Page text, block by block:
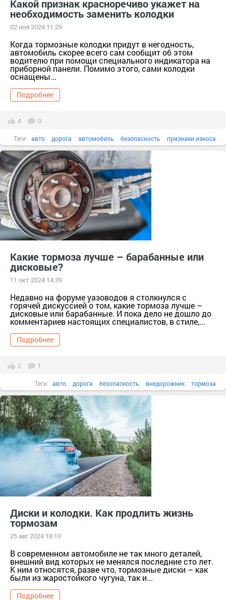
Какой признак красноречиво укажет на
необходимость заменить колодки
02 ноя 2024 11:29
Когда тормозные колодки придут в негодность,
автомобиль скорее всего сам сообщит об этом
водителю при помощи специального индикатора на
приборной панели. Помимо этого, сами колодки
оснащены...
Подробнее
4 0
Теги: авто дорога автомобиль безопасность признаки износа
тормозные колодки советы водителям
Какие тормоза лучше – барабанные или
дисковые?
11 окт 2024 14:39
Недавно на форуме уазоводов я столкнулся с
горячей дискуссией о том, какие тормоза лучше –
дисковые или барабанные. И пока дело не дошло до
комментариев настоящих специалистов, в стиле,...
Подробнее
2 1
Теги: авто дорога безопасность внедорожник тормоза
тормозные колодки кроссовер
Диски и колодки. Как продлить жизнь
тормозам
25 авг 2024 18:10
В современном автомобиле не так много деталей,
внешний вид которых не менялся последние сто лет.
К ним относятся, разве что, тормозные диски – как
были из жаростойкого чугуна, так и...
Подробнее